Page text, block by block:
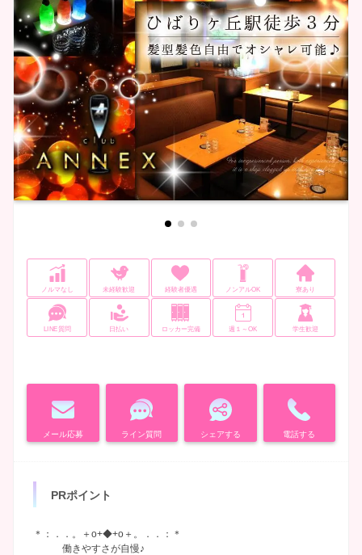
ノルマなし 未経験歓迎 経験者優遇 ノンアルOK 寮あり
LINE質問 日払い ロッカー完備 週１～OK 学生歓迎
メール応募 ライン質問 シェアする 電話する
PRポイント
＊：．．。＋o+◆+o＋。．．：＊
働きやすさが自慢♪